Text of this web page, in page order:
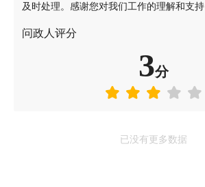
及时处理。感谢您对我们工作的理解和支持
问政人评分
3分
已没有更多数据